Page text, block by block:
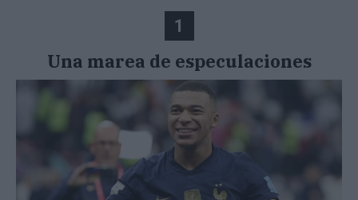
1
Una marea de especulaciones